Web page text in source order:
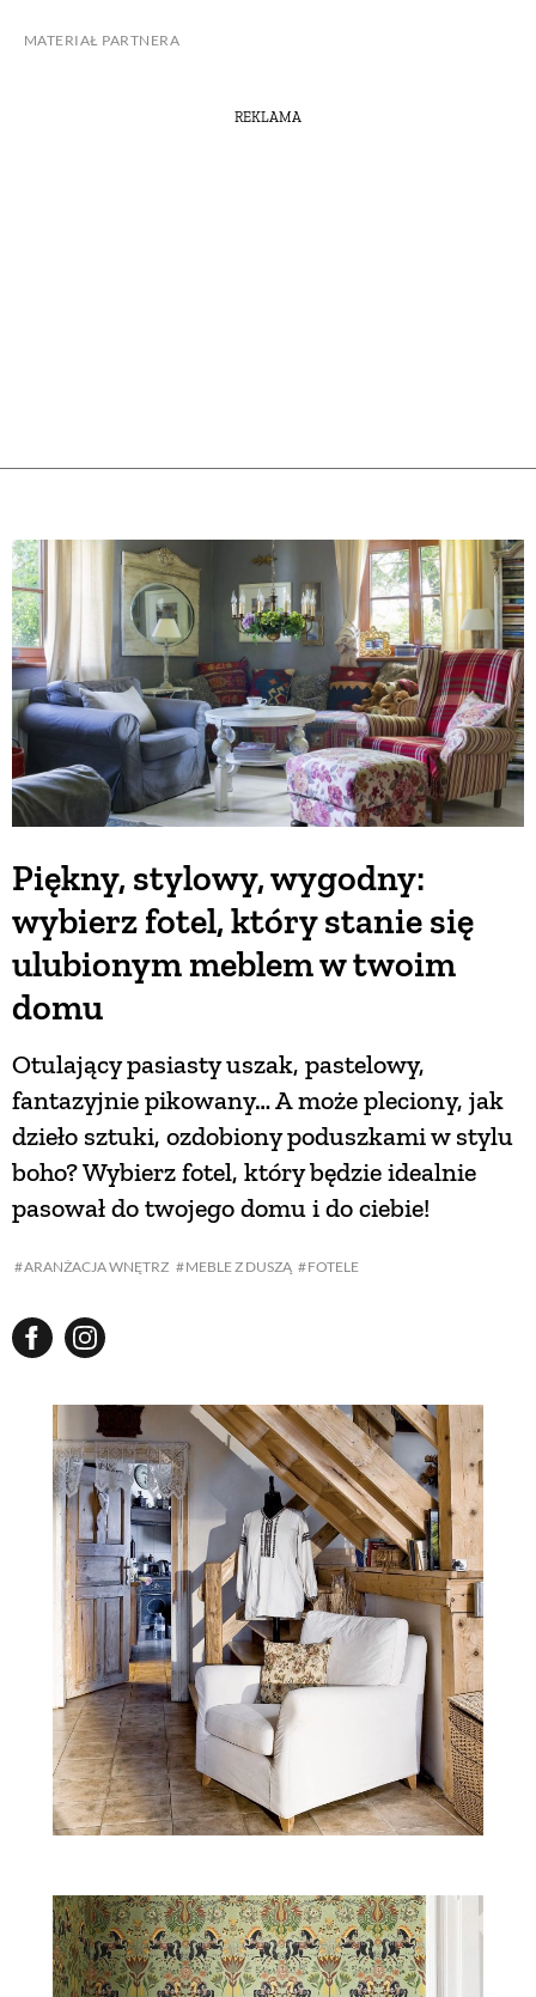
MATERIAŁ PARTNERA
REKLAMA
Piękny, stylowy, wygodny:
wybierz fotel, który stanie się
ulubionym meblem w twoim
domu
ARANŻACJA WNĘTRZ MEBLE Z DUSZĄ FOTELE
Otulający pasiasty uszak, pastelowy,
fantazyjnie pikowany… A może pleciony, jak
dzieło sztuki, ozdobiony poduszkami w stylu
boho? Wybierz fotel, który będzie idealnie
pasował do twojego domu i do ciebie!